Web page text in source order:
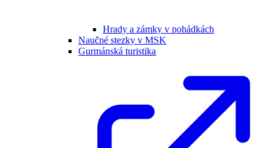
Hrady a zámky v pohádkách
Naučné stezky v MSK
Gurmánská turistika